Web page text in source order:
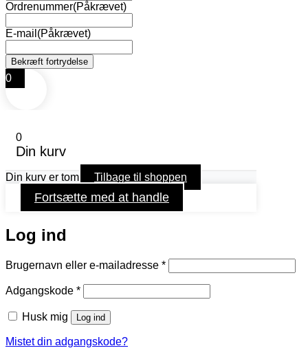
Ordrenummer(Påkrævet)
E-mail (Påkrævet)
0
0
Din kurv
Din kurv er tom Tilbage til shoppen
Fortsætte med at handle
Log ind
Brugernavn eller e-mailadresse *Påkrævet
Adgangskode *Påkrævet
Husk mig Log ind
Mistet din adgangskode?